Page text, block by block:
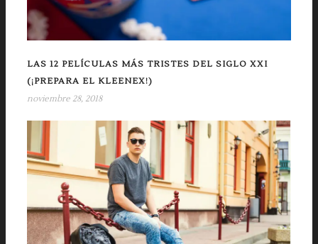
LAS 12 PELÍCULAS MÁS TRISTES DEL SIGLO XXI
(¡PREPARA EL KLEENEX!)
noviembre 28, 2018